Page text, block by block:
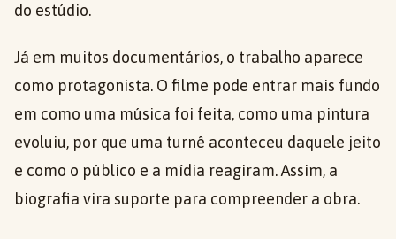
do estúdio.
Já em muitos documentários, o trabalho aparece
como protagonista. O filme pode entrar mais fundo
em como uma música foi feita, como uma pintura
evoluiu, por que uma turnê aconteceu daquele jeito
e como o público e a mídia reagiram. Assim, a
biografia vira suporte para compreender a obra.